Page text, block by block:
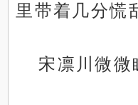
里带着几分
宋凛川微微